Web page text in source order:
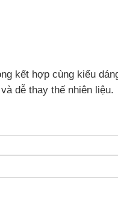
kết hợp cùng kiểu
dễ thay thế nhiên liệu.